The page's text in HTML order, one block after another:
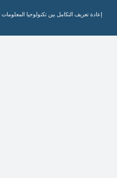
إعادة تعريف التكامل بين تكنولوجيا